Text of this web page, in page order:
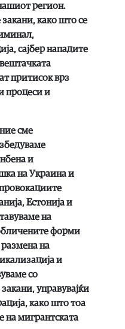
регион.
како што се
сајбер нападите
притисок врз
процеси и
сме
и
на Украина и
Естонија и
на
форми
размена на
и
со
управувајќи
како што тоа
на мигрантската